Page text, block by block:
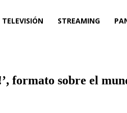
TELEVISIÓN STREAMING
formato sobre el